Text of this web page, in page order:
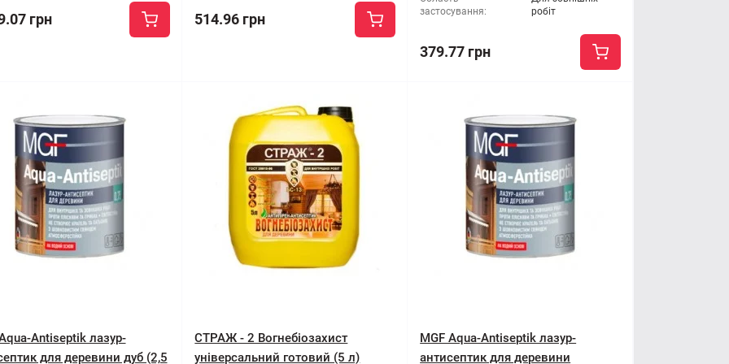
грн 514.96 грн
застосування:
робіт
379.77 грн
Antiseptik лазур-
для деревини дуб (2,5
СТРАЖ - 2 Вогнебіозахист
універсальний готовий (5 л)
MGF Aqua-Antiseptik лазур-
антисептик для деревини